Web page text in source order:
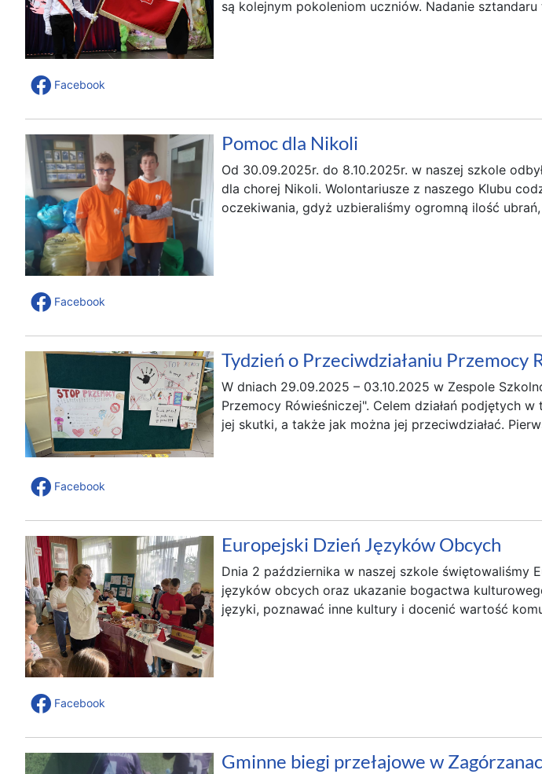
są kolejnym pokoleniom uczniów. Nadanie
Facebook
Pomoc dla Nikoli
Od 30.09.2025r. do 8.10.2025r. w naszej szkole
dla chorej Nikoli. Wolontariusze z naszego Klubu
oczekiwania, gdyż uzbieraliśmy ogromną ilość
Facebook
Tydzień o Przeciwdziałaniu Przemocy
W dniach 29.09.2025 – 03.10.2025 w Zespole
Przemocy Rówieśniczej". Celem działań podjętych
jej skutki, a także jak można jej przeciwdziałać.
Facebook
Europejski Dzień Języków Obcych
Dnia 2 października w naszej szkole świętowaliśmy
języków obcych oraz ukazanie bogactwa
języki, poznawać inne kultury i docenić wartość
Facebook
Gminne biegi przełajowe w